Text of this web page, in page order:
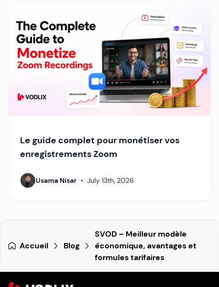
Le guide complet pour monétiser vos
enregistrements Zoom
Usama Nisar • July 13th, 2026
Accueil Blog
SVOD – Meilleur modèle
économique, avantages et
formules tarifaires